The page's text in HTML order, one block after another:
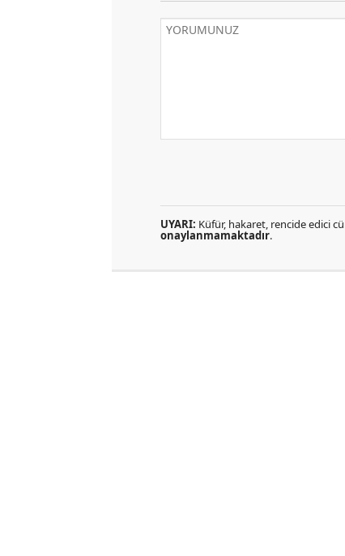
UYARI: Küfür, hakaret, rencide edici
onaylanmamaktadır.